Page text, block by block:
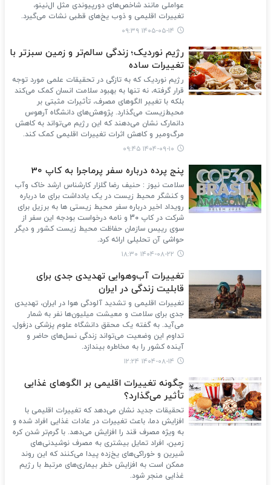
عواملی مانند شاخص‌های دورپیوندی مثل ال‌نینو،
تغییرات اقلیمی و ذوب یخ‌های قطبی نشات می‌گیرد.
۱۴۰۵-۰۵-۱۴ ۰۹:۳۹
رژیم نوردیک؛ زندگی سالم‌تر و زمین سبزتر با
تغییرات ساده
رژیم نوردیک که به تازگی در تحقیقات علمی مورد توجه
قرار گرفته، نه تنها به بهبود سلامت انسان کمک می‌کند
بلکه با تغییر الگوهای مصرف، تأثیرات مثبتی بر
محیط‌زیست می‌گذارد. پژوهش‌های دانشگاه آرهوس
دانمارک نشان می‌دهند که این رژیم می‌تواند به کاهش
مرگ‌ومیر و کاهش اثرات تغییرات اقلیمی کمک کند.
۱۴۰۴-۰۹-۱۰ ۰۹:۴۵
پنج پرده درباره سفر پرماجرا به کاپ 30
سلامت نیوز : حنیف رضا گلزار کارشناس ارشد خاک وآب
و کنشگر محیط زیست در یک یادداشت برای ما درباره
رویداد اخیر درباره سفر محیط زیستی ها به برزیل برای
شرکت در کاپ 30 و نامه درخواست بودجه این سفر از
سوی رییس سازمان حفاظت محیط زیست کشور و دیگر
حواشی آن تحلیلی ارائه کرد.
۱۴۰۴-۰۸-۲۲ ۱۸:۳۰
تغییرات آب‌وهوایی تهدیدی جدی برای
قابلیت زندگی در ایران
تغییرات اقلیمی و تشدید آلودگی هوا در ایران، تهدیدی
جدی برای سلامت و معیشت میلیون‌ها نفر به شمار
می‌آید. به گفته یک محقق دانشگاه علوم پزشکی دزفول،
تداوم این وضعیت می‌تواند زندگی نسل‌های حاضر و
آینده کشور را به مخاطره بیندازد.
۱۴۰۴-۰۸-۱۴ ۱۲:۲۴
چگونه تغییرات اقلیمی بر الگوهای غذایی
تأثیر می‌گذارد؟
تحقیقات جدید نشان می‌دهد که تغییرات اقلیمی با
افزایش دما، باعث تغییرات در عادات غذایی افراد شده و
به ویژه مصرف قند را افزایش می‌دهد. با گرم‌تر شدن کره
زمین، افراد تمایل بیشتری به مصرف نوشیدنی‌های
شیرین و خوراکی‌های یخ‌زده پیدا می‌کنند که این روند
ممکن است به افزایش خطر بیماری‌های مرتبط با رژیم
غذایی منجر شود.